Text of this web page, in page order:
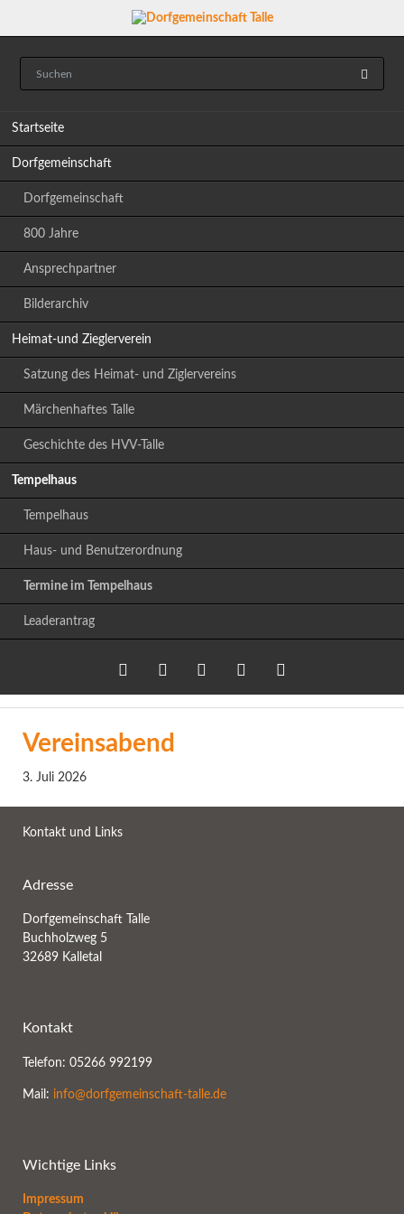
Startseite
Dorfgemeinschaft
Dorfgemeinschaft
800 Jahre
Ansprechpartner
Bilderarchiv
Heimat-und Zieglerverein
Satzung des Heimat- und Ziglervereins
Märchenhaftes Talle
Geschichte des HVV-Talle
Tempelhaus
Tempelhaus
Haus- und Benutzerordnung
Termine im Tempelhaus
Leaderantrag
Twitter LinkedIn
Vereinsabend
3. Juli 2026
Kontakt und Links
Adresse
Dorfgemeinschaft Talle
Buchholzweg 5
32689 Kalletal
Kontakt
Telefon: 05266 992199
Mail: info@dorfgemeinschaft-talle.de
Wichtige Links
Impressum